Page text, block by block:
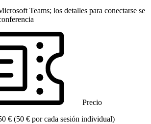
Teams; los detalles para conectarse se
Precio
€ (50 € por cada sesión individual)